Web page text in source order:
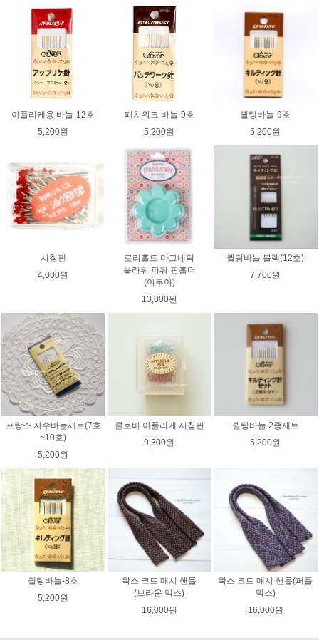
아플리케용 바늘-12호
5,200원
패치워크 바늘-9호
5,200원
퀼팅바늘-9호
5,200원
시침핀
4,000원
로리홀트 마그네틱
플라워 파워 핀홀더
(아쿠아)
13,000원
퀼팅바늘 블랙(12호)
7,700원
프랑스 자수바늘세트(7호
~10호)
5,200원
클로버 아플리케 시침핀
9,300원
퀼팅바늘 2종세트
5,200원
퀼팅바늘-8호
5,200원
왁스 코드 매시 핸들
(브라운 믹스)
16,000원
왁스 코드 매시 핸들(퍼플
믹스)
16,000원